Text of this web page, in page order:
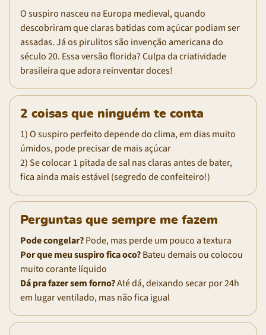
O suspiro nasceu na Europa medieval, quando
descobriram que claras batidas com açúcar podiam ser
assadas. Já os pirulitos são invenção americana do
século 20. Essa versão florida? Culpa da criatividade
brasileira que adora reinventar doces!
2 coisas que ninguém te conta
1) O suspiro perfeito depende do clima, em dias muito
úmidos, pode precisar de mais açúcar
2) Se colocar 1 pitada de sal nas claras antes de bater,
fica ainda mais estável (segredo de confeiteiro!)
Perguntas que sempre me fazem
Pode congelar?Pode, mas perde um pouco a textura
Por que meu suspiro fica oco?Bateu demais ou colocou
muito corante líquido
Dá pra fazer sem forno?Até dá, deixando secar por 24h
em lugar ventilado, mas não fica igual